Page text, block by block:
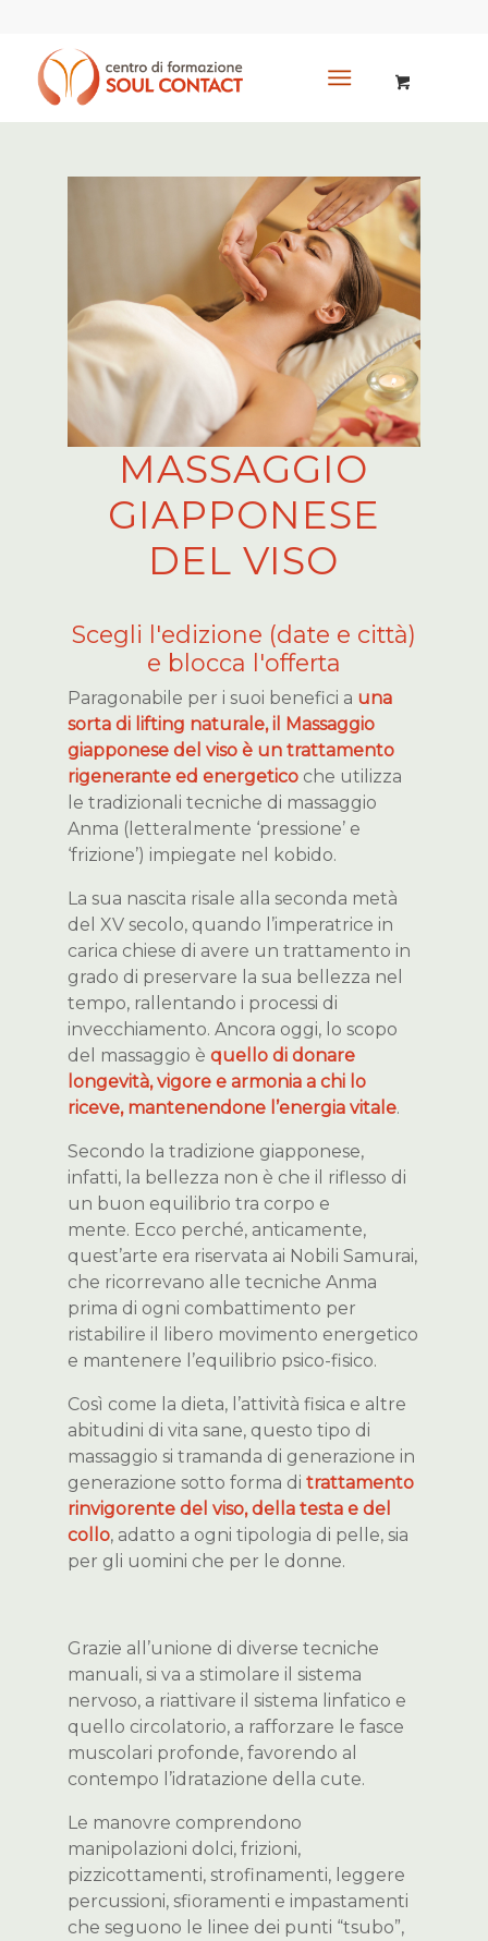
MASSAGGIO
GIAPPONESE
DEL VISO
Scegli l'edizione (date e città)
e blocca l'offerta
Paragonabile per i suoi benefici a una
sorta di lifting naturale, il Massaggio
giapponese del viso è un trattamento
rigenerante ed energetico che utilizza
le tradizionali tecniche di massaggio
Anma (letteralmente ‘pressione’ e
‘frizione’) impiegate nel kobido.
La sua nascita risale alla seconda metà
del XV secolo, quando l’imperatrice in
carica chiese di avere un trattamento in
grado di preservare la sua bellezza nel
tempo, rallentando i processi di
invecchiamento. Ancora oggi, lo scopo
del massaggio èquello di donare
longevità, vigore e armonia a chi lo
riceve, mantenendone l’energia vitale.
Secondo la tradizione giapponese,
infatti, la bellezza non è che il riflesso di
un buon equilibrio tra corpo e
mente. Ecco perché, anticamente,
quest’arte era riservata ai Nobili Samurai,
che ricorrevano alle tecniche Anma
prima di ogni combattimento per
ristabilire il libero movimento energetico
e mantenere l’equilibrio psico-fisico.
Così come la dieta, l’attività fisica e altre
abitudini di vita sane, questo tipo di
massaggio si tramanda di generazione in
generazione sotto forma di trattamento
rinvigorente del viso, della testa e del
collo, adatto a ogni tipologia di pelle, sia
per gli uomini che per le donne.
Grazie all’unione di diverse tecniche
manuali, si va a stimolare il sistema
nervoso, a riattivare il sistema linfatico e
quello circolatorio, a rafforzare le fasce
muscolari profonde, favorendo al
contempo l’idratazione della cute.
Le manovre comprendono
manipolazioni dolci, frizioni,
pizzicottamenti, strofinamenti, leggere
percussioni, sfioramenti e impastamenti
che seguono le linee dei punti “tsubo”,